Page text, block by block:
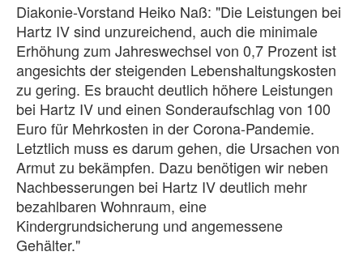
Diakonie-Vorstand Heiko Naß: "Die Leistungen bei
Hartz IV sind unzureichend, auch die minimale
Erhöhung zum Jahreswechsel von 0,7 Prozent ist
angesichts der steigenden Lebenshaltungskosten
zu gering. Es braucht deutlich höhere Leistungen
bei Hartz IV und einen Sonderaufschlag von 100
Euro für Mehrkosten in der Corona-Pandemie.
Letztlich muss es darum gehen, die Ursachen von
Armut zu bekämpfen. Dazu benötigen wir neben
Nachbesserungen bei Hartz IV deutlich mehr
bezahlbaren Wohnraum, eine
Kindergrundsicherung und angemessene
Gehälter."